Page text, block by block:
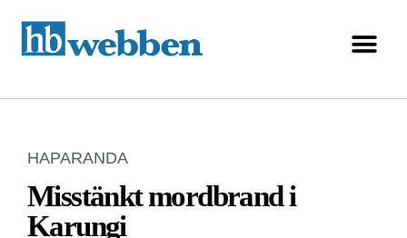
HAPARANDA
Misstänkt mordbrand i
Karungi